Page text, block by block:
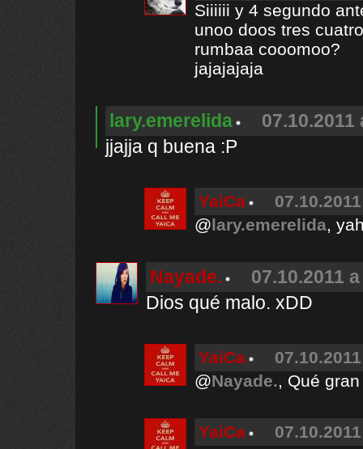
Siiiiii y 4 segundo
unoo doos tres
rumbaa cooomoo?
jajajajaja
lary.emerelida
07.10.2011
jjajja q buena :P
YaiCa
@lary.emerelida,
Nayade.
07.10.2011
Dios qué malo. xDD
YaiCa
@Nayade., Qué
YaiCa